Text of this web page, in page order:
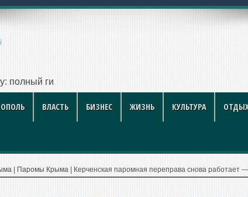
полный гид для покупателя — цены, районы,
ВЛАСТЬ БИЗНЕС ЖИЗНЬ КУЛЬТУРА
Паромы Крыма Керченская паромная переправа снова работает